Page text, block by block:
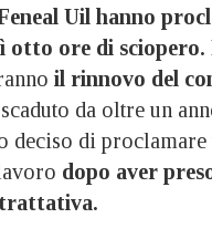
Uil hanno
otto ore di sciopero.
il rinnovo del
da oltre un
deciso di
dopo aver